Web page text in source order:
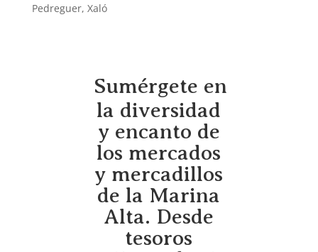
Pedreguer, Xaló
Sumérgete en
la diversidad
y encanto de
los mercados
y mercadillos
de la Marina
Alta. Desde
tesoros